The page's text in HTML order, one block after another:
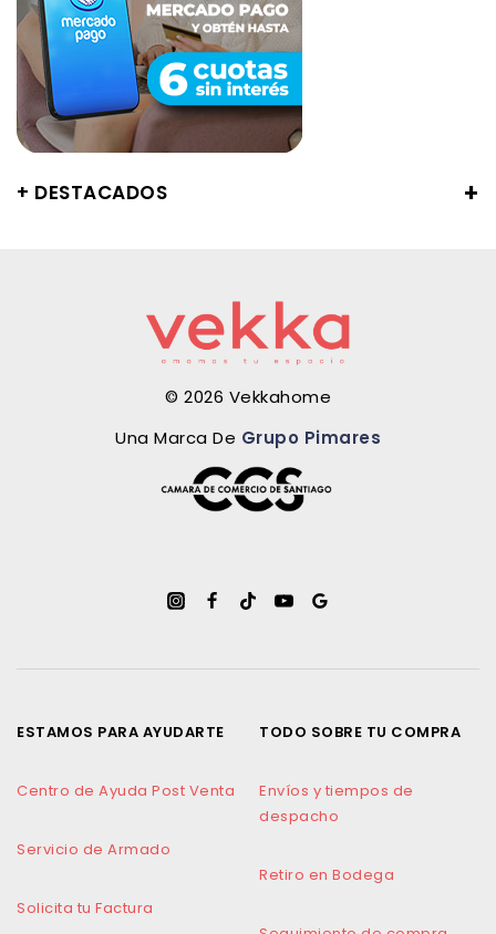
+ DESTACADOS
© 2026 Vekkahome
Una Marca De Grupo Pimares
ESTAMOS PARA AYUDARTE
Centro de Ayuda Post Venta
Servicio de Armado
Solicita tu Factura
TODO SOBRE TU COMPRA
Envíos y tiempos de
despacho
Retiro en Bodega